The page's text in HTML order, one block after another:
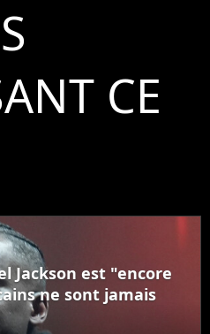
CE
Jackson est "encore
ne sont jamais